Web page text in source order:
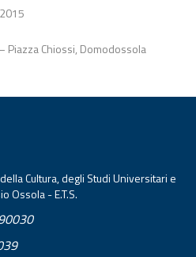
Piazza Chiossi, Domodossola
Cultura, degli Studi Universitari e
Ossola - E.T.S.